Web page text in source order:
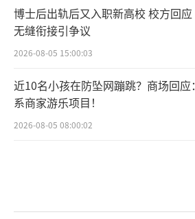
博士后出轨后又入职新高校 校方回应
无缝衔接引争议
2026-08-05 15:00:03
近10名小孩在防坠网蹦跳？商场回应：
系商家游乐项目！
2026-08-05 08:00:02